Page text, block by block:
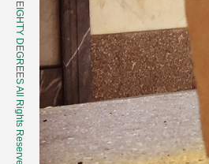
© ONE EIGHTY DEGREES All Rights Reserved.